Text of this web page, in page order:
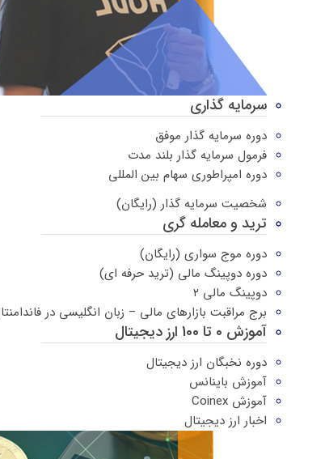
سرمایه گذاری
دوره سرمایه گذار موفق
فرمول سرمایه گذار بلند مدت
دوره امپراطوری سهام بین المللی
شخصیت سرمایه گذار (رایگان)
ترید و معامله گری
دوره موج سواری (رایگان)
دوره دوپینگ مالی (ترید حرفه ای)
دوپینگ مالی ۲
برج مراقبت بازارهای مالی – زبان انگلیسی در
آموزش 0 تا 100 ارز دیجیتال
دوره نخبگان ارز دیجیتال
آموزش باینانس
آموزش Coinex
اخبار ارز دیجیتال